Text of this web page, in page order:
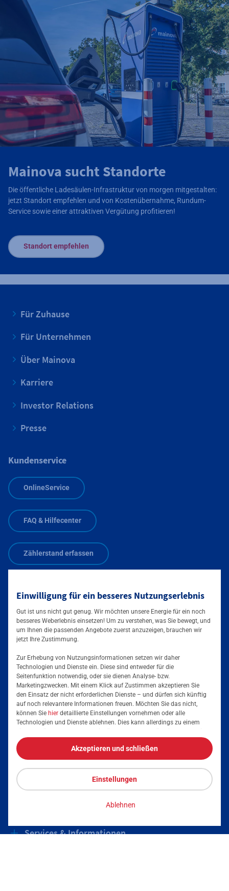
Einwilligung für ein besseres Nutzungserlebnis
Gut ist uns nicht gut genug. Wir möchten unsere Energie für ein noch
besseres Weberlebnis einsetzen! Um zu verstehen, was Sie bewegt, und
um Ihnen die passenden Angebote zuerst anzuzeigen, brauchen wir
jetzt Ihre Zustimmung.
Zur Erhebung von Nutzungsinformationen setzen wir daher
Technologien und Dienste ein. Diese sind entweder für die
Seitenfunktion notwendig, oder sie dienen Analyse- bzw.
Marketingzwecken. Mit einem Klick auf Zustimmen akzeptieren Sie
den Einsatz der nicht erforderlichen Dienste – und dürfen sich künftig
auf noch relevantere Informationen freuen. Möchten Sie das nicht,
können Sie hier detaillierte Einstellungen vornehmen oder alle
Technologien und Dienste ablehnen. Dies kann allerdings zu einem
jederzeit die volle Kontrolle über Ihre Daten, denn die Auswahl kann
jederzeit geändert werden. Weitere Informationen zur Mainova finden
Sie imImpressumund in denDatenschutzhinweisen.
Ablehnen
Einstellungen
Akzeptieren und schließen
Mainova sucht Standorte
Die öffentliche Ladesäulen-Infrastruktur von morgen mitgestalten:
jetzt Standort empfehlen und von Kostenübernahme, Rundum-
Service sowie einer attraktiven Vergütung profitieren!
Standort empfehlen
Für Zuhause
Für Unternehmen
Über Mainova
Karriere
Investor Relations
Presse
Kundenservice
OnlineService
FAQ & Hilfecenter
Zählerstand erfassen
0800 0004263
Zusätzliche Informationen verfügbar
Folgen Sie uns auf
Mainova App
Strom für Unternehmen
Services & Informationen